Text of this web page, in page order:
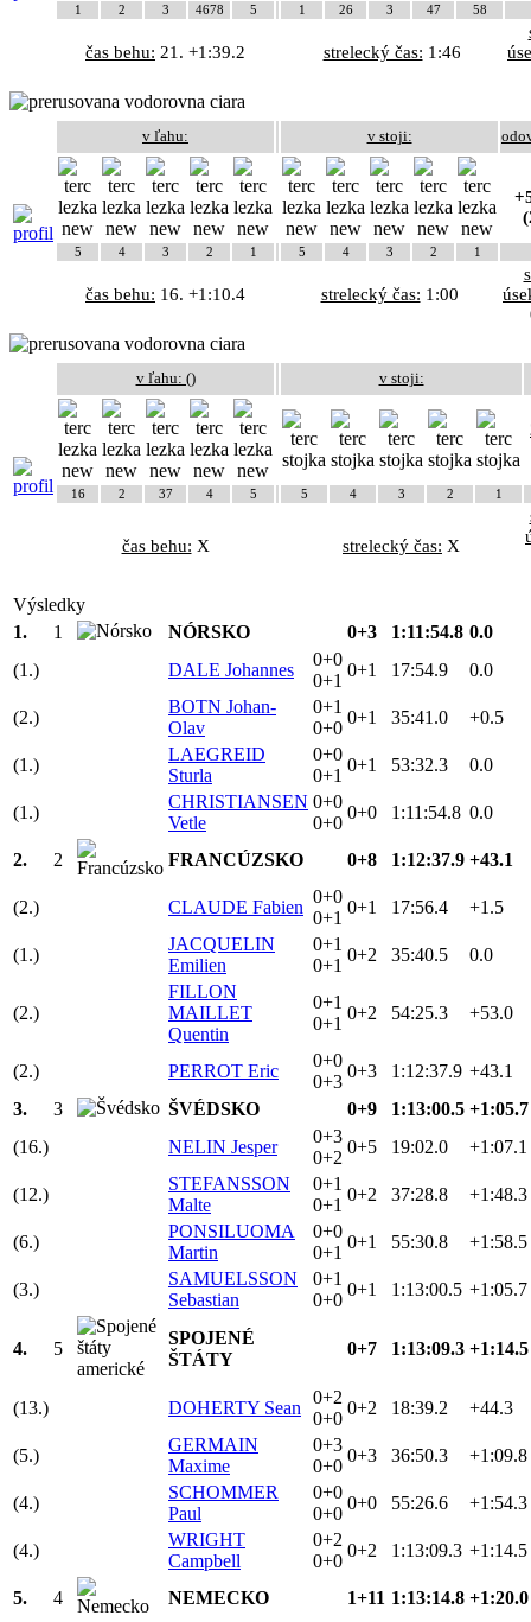
1 2 3 4678 5 1 26 3 47 58
čas behu: 21. +1:39.2 strelecký čas: 1:46
v ľahu: v stoji:
5 4 3 2 1 5 4 3 2 1
čas behu: 16. +1:10.4 strelecký čas: 1:00
v ľahu: () v stoji:
16 2 37 4 5 5 4 3 2 1
čas behu: X strelecký čas: X
Výsledky
1.
1 NÓRSKO 0+3 1:11:54.8 0.0
(1.)
DALE Johannes
0+0
0+1
0+1 17:54.9 0.0
(2.)
BOTN Johan-
Olav
0+1
0+0
0+1 35:41.0 +0.5
(1.)
LAEGREID
Sturla
0+0
0+1
0+1 53:32.3 0.0
(1.)
CHRISTIANSEN
Vetle
0+0
0+0
0+0 1:11:54.8 0.0
2. 2 FRANCÚZSKO 0+8 1:12:37.9 +43.1
(2.) CLAUDE Fabien
0+0
0+1
0+1 17:56.4 +1.5
(1.)
JACQUELIN
Emilien
0+1
0+1
0+2 35:40.5 0.0
(2.)
FILLON
MAILLET
Quentin
0+1
0+1
0+2 54:25.3 +53.0
(2.) PERROT Eric
0+0
0+3
0+3 1:12:37.9 +43.1
3.
3 ŠVÉDSKO 0+9 1:13:00.5 +1:05.7
(16.)
NELIN Jesper
0+3
0+2
0+5 19:02.0 +1:07.1
(12.)
STEFANSSON
Malte
0+1
0+1
0+2 37:28.8 +1:48.3
(6.)
PONSILUOMA
Martin
0+0
0+1
0+1 55:30.8 +1:58.5
(3.)
SAMUELSSON
Sebastian
0+1
0+0
0+1 1:13:00.5 +1:05.7
4. 5
SPOJENÉ
ŠTÁTY
0+7 1:13:09.3 +1:14.5
(13.) DOHERTY Sean
0+2
0+0
0+2 18:39.2 +44.3
(5.)
GERMAIN
Maxime
0+3
0+0
0+3 36:50.3 +1:09.8
(4.)
SCHOMMER
Paul
0+0
0+0
0+0 55:26.6 +1:54.3
(4.)
WRIGHT
Campbell
0+2
0+0
0+2 1:13:09.3 +1:14.5
5. 4 NEMECKO 1+11 1:13:14.8 +1:20.0